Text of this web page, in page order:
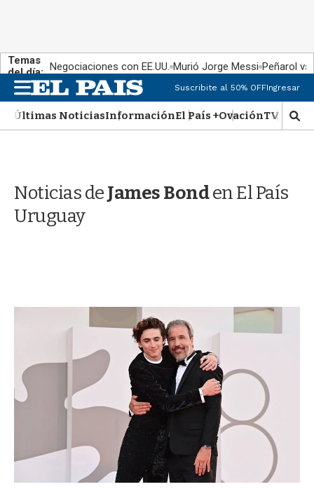
Temas
del día: Negociaciones con EE.UU. Murió Jorge Messi Peñarol
M
e
n
u
Suscribite al 50% OFFIngresar
Últimas NoticiasInformaciónEl País +OvaciónTV Show
M
o
d
Noticias deJames Bonden El País
Uruguay